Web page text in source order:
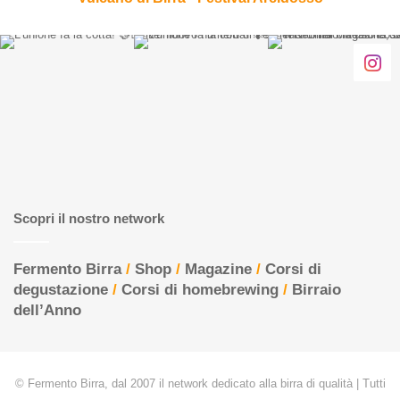
Scopri il nostro network
Fermento Birra/ Shop / Magazine / Corsi di
degustazione / Corsi di homebrewing / Birraio
dell’Anno
© Fermento Birra, dal 2007 il network dedicato alla birra di qualità | Tutti